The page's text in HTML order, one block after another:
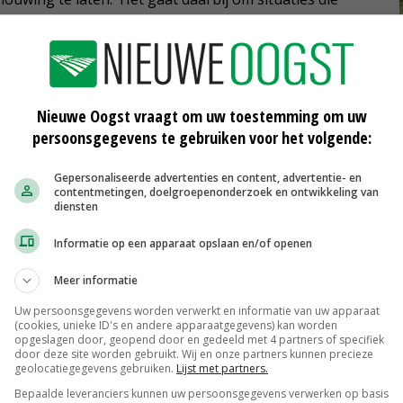
opgelost of waarmee ernstige schade aan
de wateroverlast
primair verantwoordelijk voor de
en diervoeders, ook als het gaat om
producent niet afdoende kan garanderen dat een
onveilig worden beschouwd en mag het niet meer
over tegemoetkoming van schade in
een regeling vergelijkbaar met de Wet
stroomafwaarts vanaf Boxmeer.
Nieuwe Oogst vraagt om uw toestemming om uw
persoonsgegevens te gebruiken voor het volgende:
Gepersonaliseerde advertenties en content, advertentie- en
contentmetingen, doelgroepenonderzoek en ontwikkeling van
diensten
Informatie op een apparaat opslaan en/of openen
Meer informatie
Uw persoonsgegevens worden verwerkt en informatie van uw apparaat
(cookies, unieke ID's en andere apparaatgegevens) kan worden
opgeslagen door, geopend door en gedeeld met 4 partners of specifiek
door deze site worden gebruikt. Wij en onze partners kunnen precieze
geolocatiegegevens gebruiken. Lijst met partners.
Bepaalde leveranciers kunnen uw persoonsgegevens verwerken op basis